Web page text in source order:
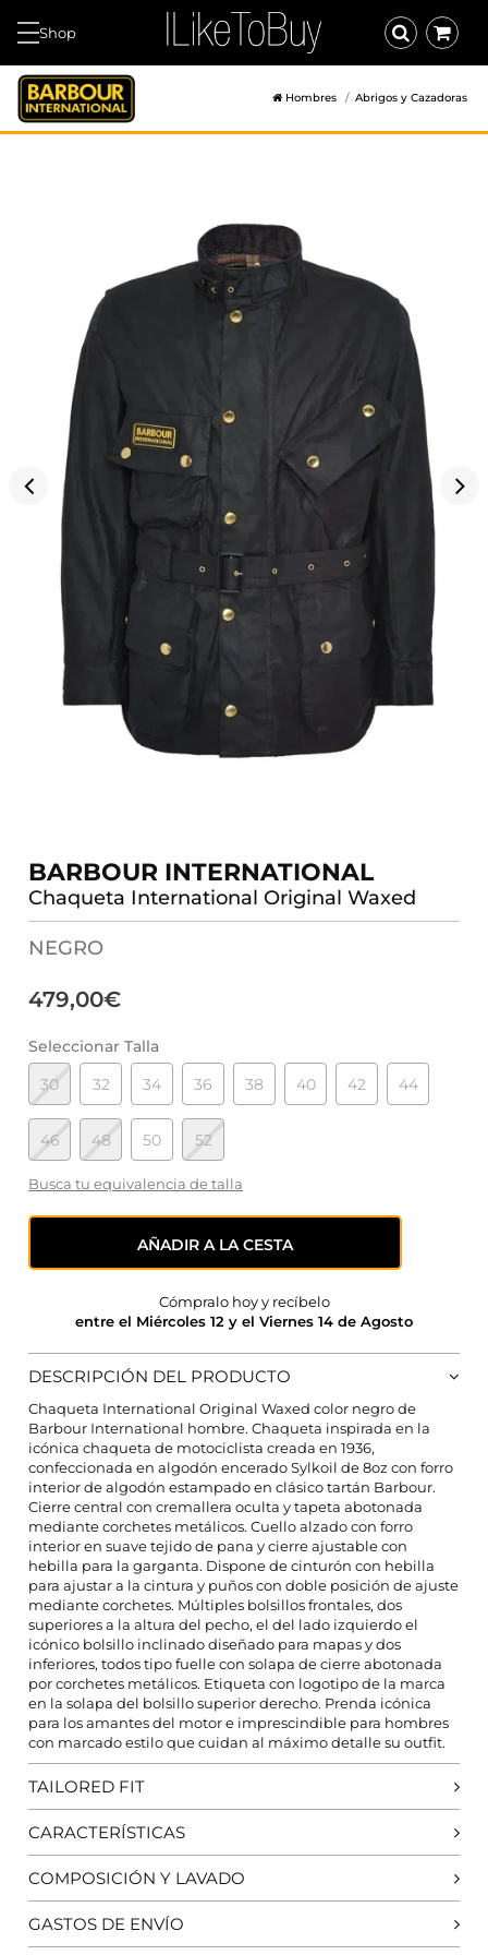
Shop
Hombres Abrigos y Cazadoras
BARBOUR INTERNATIONAL
Chaqueta International Original Waxed
NEGRO
479,00€
Seleccionar Talla
30
32 34 36 38 40 42 44
46 48 50 52
Busca tu equivalencia de talla
AÑADIR A LA CESTA
Cómpralo hoy y recíbelo
entre el Miércoles 12 y el Viernes 14 de Agosto
DESCRIPCIÓN DEL PRODUCTO
Chaqueta International Original Waxed color negro de
Barbour International hombre. Chaqueta inspirada en la
icónica chaqueta de motociclista creada en 1936,
confeccionada en algodón encerado Sylkoil de 8oz con forro
interior de algodón estampado en clásico tartán Barbour.
Cierre central con cremallera oculta y tapeta abotonada
mediante corchetes metálicos. Cuello alzado con forro
interior en suave tejido de pana y cierre ajustable con
hebilla para la garganta. Dispone de cinturón con hebilla
para ajustar a la cintura y puños con doble posición de ajuste
mediante corchetes. Múltiples bolsillos frontales, dos
superiores a la altura del pecho, el del lado izquierdo el
icónico bolsillo inclinado diseñado para mapas y dos
inferiores, todos tipo fuelle con solapa de cierre abotonada
por corchetes metálicos. Etiqueta con logotipo de la marca
en la solapa del bolsillo superior derecho. Prenda icónica
para los amantes del motor e imprescindible para hombres
con marcado estilo que cuidan al máximo detalle su outfit.
TAILORED FIT
CARACTERÍSTICAS
COMPOSICIÓN Y LAVADO
GASTOS DE ENVÍO
CONFIGURACIÓN DE COOKIES
HABILITAR TODO RECHAZAR TODO
Cookies necesarias
Estas cookies son necesarias para que el sitio web
funcione y no se pueden desactivar en nuestros
sistemas. Puede configurar su navegador para bloquear
no funcionarán. Estas cookies no almacenan ninguna
información de identificación personal.
Cookies de rendimiento y analíticas
Estas cookies nos permiten contar las visitas y fuentes de
tráfico para poder evaluar el rendimiento de nuestro sitio
y mejorarlo. Nos ayudan a saber qué páginas son las más
o menos visitadas, y cómo los visitantes navegan por el
sitio. Toda la información que recogen estas cookies es